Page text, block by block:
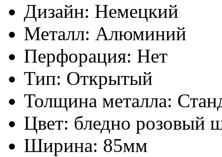
Дизайн: Немецкий
Металл: Алюминий
Перфорация: Нет
Тип: Открытый
Толщина металла:
Цвет: бледно розовый
Ширина: 85мм